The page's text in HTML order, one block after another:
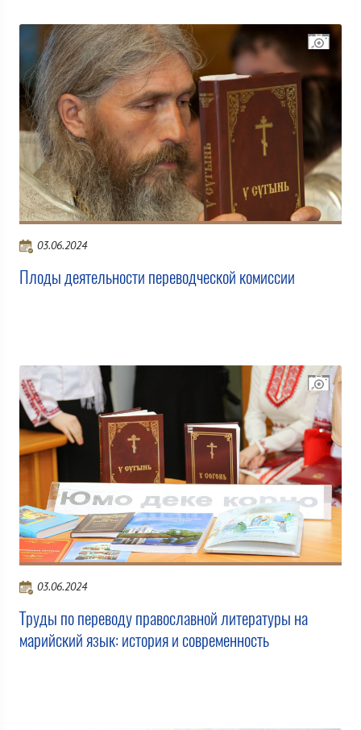
03.06.2024
Плоды деятельности переводческой комиссии
03.06.2024
Труды по переводу православной литературы на
марийский язык: история и современность